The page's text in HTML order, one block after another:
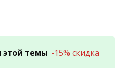
этой темы -15% скидка